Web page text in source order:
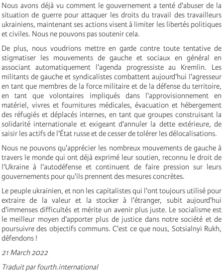
Nous avons déjà vu comment le gouvernement a tenté d'abuser de la
situation de guerre pour attaquer les droits du travail des travailleurs
ukrainiens, maintenant ses actions visent à limiter les libertés politiques
et civiles. Nous ne pouvons pas soutenir cela.
De plus, nous voudrions mettre en garde contre toute tentative de
stigmatiser les mouvements de gauche et sociaux en général en
associant automatiquement l'agenda progressiste au Kremlin. Les
militants de gauche et syndicalistes combattent aujourd'hui l'agresseur
en tant que membres de la force militaire et de la défense du territoire,
en tant que volontaires impliqués dans l'approvisionnement en
matériel, vivres et fournitures médicales, évacuation et hébergement
des réfugiés et déplacés internes, en tant que groupes construisant la
solidarité internationale et exigeant d'annuler la dette extérieure, de
saisir les actifs de l'État russe et de cesser de tolérer les délocalisations.
Nous ne pouvons qu'apprécier les nombreux mouvements de gauche à
travers le monde qui ont déjà exprimé leur soutien, reconnu le droit de
l'Ukraine à l'autodéfense et continuent de faire pression sur leurs
gouvernements pour qu'ils prennent des mesures concrètes.
Le peuple ukrainien, et non les capitalistes qui l'ont toujours utilisé pour
extraire de la valeur et la stocker à l'étranger, subit aujourd'hui
d'immenses difficultés et mérite un avenir plus juste. Le socialisme est
le meilleur moyen d'apporter plus de justice dans notre société et de
poursuivre des objectifs communs. C'est ce que nous, Sotsialnyi Rukh,
défendons !
21 March 2022
Traduit par fourth.international